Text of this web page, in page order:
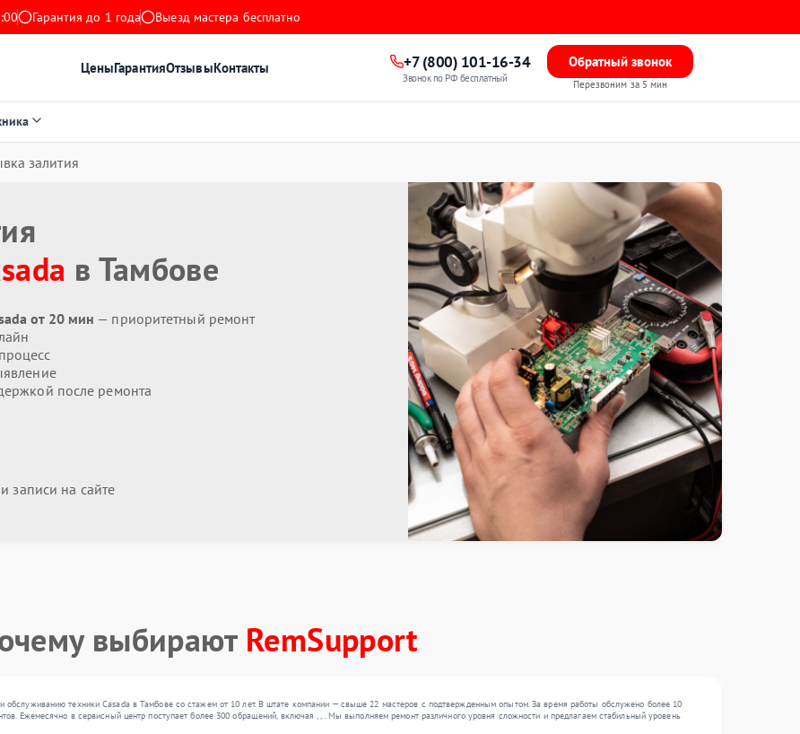
Гарантия до 1 года Выезд мастера бесплатно
ЦеныГарантияОтзывыКонтакты +7 (800) 101-16-34
Звонок по РФ бесплатный
Обратный звонок
Перезвоним за 5 мин
залития
в Тамбове
от 20 мин — приоритетный ремонт
после ремонта
записи на сайте
выбирают RemSupport
обслуживанию техники Casada в Тамбове со стажем от 10 лет. В штате компании — свыше 22 мастеров с подтвержденным опытом. За время работы обслужено более 10
Ежемесячно в сервисный центр поступает более 300 обращений, включая , , . Мы выполняем ремонт различного уровня сложности и предлагаем стабильный уровень